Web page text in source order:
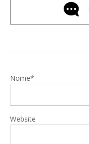
Nome*
Website